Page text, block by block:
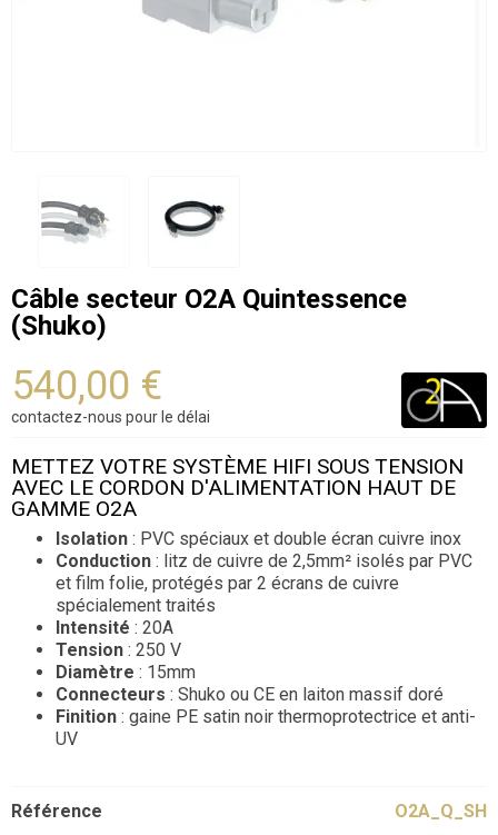
Câble secteur O2A Quintessence
(Shuko)
540,00 €
contactez-nous pour le délai
METTEZ VOTRE SYSTÈME HIFI SOUS TENSION
AVEC LE CORDON D'ALIMENTATION HAUT DE
GAMME O2A
Isolation : PVC spéciaux et double écran cuivre inox
Conduction : litz de cuivre de 2,5mm² isolés par PVC
et film folie, protégés par 2 écrans de cuivre
spécialement traités
Intensité : 20A
Tension : 250 V
Diamètre : 15mm
Connecteurs : Shuko ou CE en laiton massif doré
Finition : gaine PE satin noir thermoprotectrice et anti-
UV
Référence O2A_Q_SH